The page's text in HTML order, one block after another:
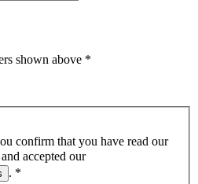
shown above *
confirm that you have read our
and accepted our
. *